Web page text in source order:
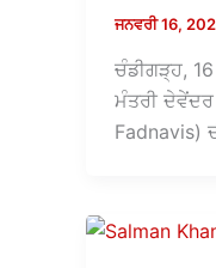
ਜਨਵਰੀ 16,
ਚੰਡੀਗੜ੍ਹ,
ਮੰਤਰੀ
Fadnavis)